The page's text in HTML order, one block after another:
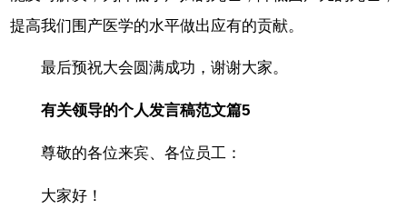
提高我们围产医学的水平做出应有的贡献。
最后预祝大会圆满成功，谢谢大家。
有关领导的个人发言稿范文篇5
尊敬的各位来宾、各位员工：
大家好！